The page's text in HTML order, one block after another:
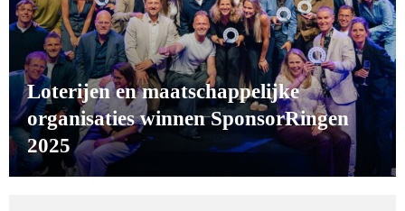
Loterijen en maatschappelijke
organisaties winnen SponsorRingen
2025